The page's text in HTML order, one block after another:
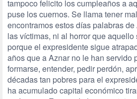
tampoco felicito los cumpleaños a
puse los cuernos. Se llama tener
encontramos estos días palabras
las víctimas, ni al horror que
porque el expresidente sigue
años que a Aznar no le han servido
formarse, entender, pedir perdón,
décadas tan pobres para el
ha acumulado capital económico